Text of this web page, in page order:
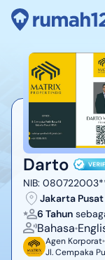
Darto
NIB:
Jakarta Pusat
6 Tahun
Bahasa
Agen Korporat
Jl. Cempaka